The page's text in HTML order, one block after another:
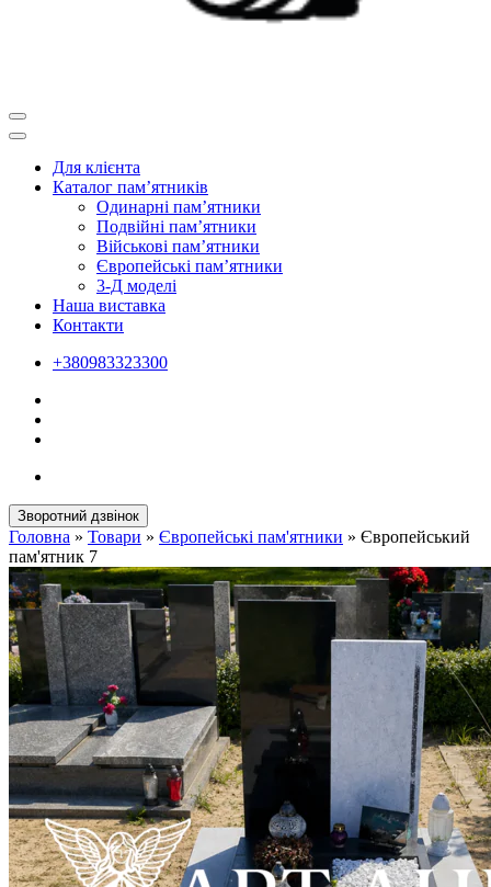
Для клієнта
Каталог пам’ятників
Одинарні пам’ятники
Подвійні пам’ятники
Військові пам’ятники
Європейські пам’ятники
3-Д моделі
Наша виставка
Контакти
+380983323300
Зворотний дзвінок
Головна » Товари » Європейські пам'ятники » Європейський
пам'ятник 7